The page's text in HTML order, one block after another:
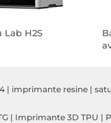
Lab H2S
| imprimante resine |
| Imprimante 3D TPU |